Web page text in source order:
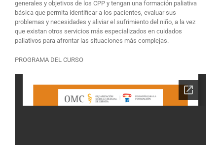
generales y objetivos de los CPP y tengan una formación paliativa
básica que permita identificar a los pacientes, evaluar sus
problemas y necesidades y aliviar el sufrimiento del niño, a la vez
que existan otros servicios más especializados en cuidados
paliativos para afrontar las situaciones más complejas.
PROGRAMA DEL CURSO